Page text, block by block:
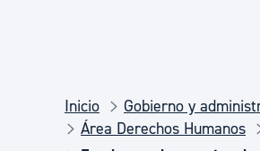
Seguridad ciudadana
Inicio Gobierno y
Área Derechos Humanos